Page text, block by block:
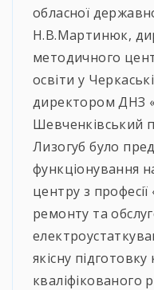
обласної
Н.В.Мартинюк,
методичного
освіти у
директором ДНЗ
Шевченківський
Лизогуб було
функціонування
центру з
ремонту та
якісну
кваліфікованого